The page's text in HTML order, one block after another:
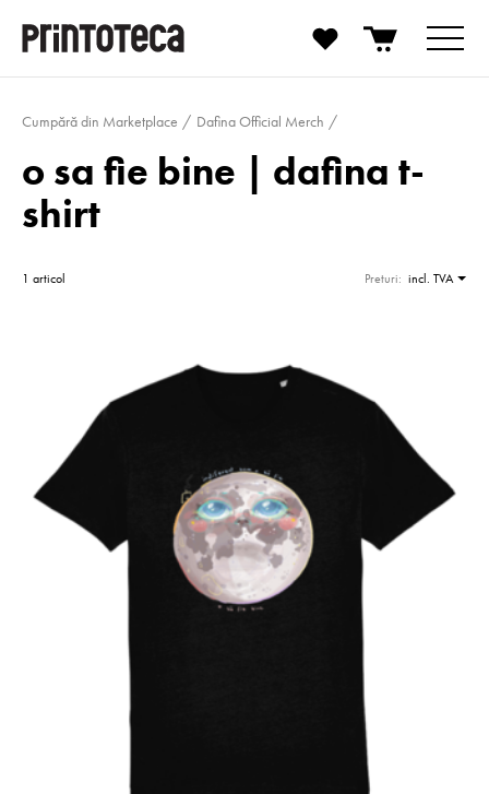
Cumpără din Marketplace Dafina Official Merch
o sa fie bine | dafina t-
shirt
1 articol Preturi: incl. TVA